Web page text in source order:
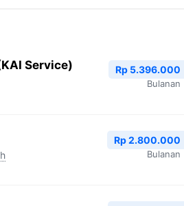
Service)
Rp 5.396.000
Bulanan
Rp 2.800.000
Bulanan